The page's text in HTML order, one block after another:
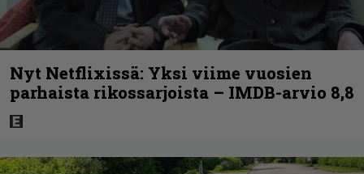
Nyt Netflixissä: Yksi viime vuosien
parhaista rikossarjoista – IMDB-arvio 8,8